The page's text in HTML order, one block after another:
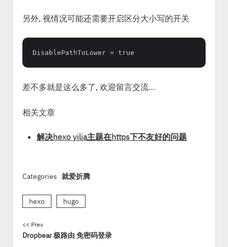
另外, 视情况可能还需要开启区分大小写的开关
差不多就是这么多了, 欢迎留言交流…
相关文章
解决hexo yilia主题在https下不友好的问题
Categories 就爱折腾
hexo hugo
<< Prev
Dropbear 极路由 免密码登录